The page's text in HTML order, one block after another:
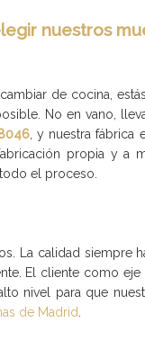
nuestros
de cocina,
No en vano,
, y nuestra
propia y
el proceso.
La calidad
El cliente como
nivel para que
de Madrid